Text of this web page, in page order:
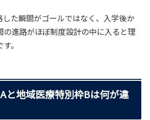
した瞬間がゴールではなく、入学後か
の進路がほぼ制度設計の中に入ると理
。
と地域医療特別枠Bは何が違